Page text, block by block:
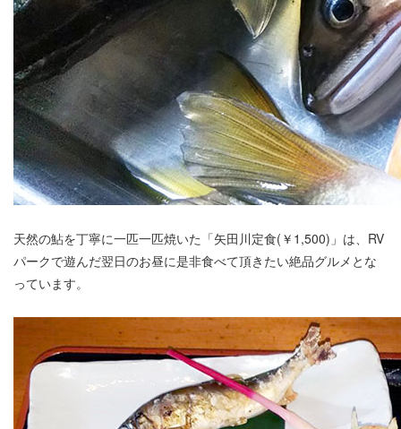
天然の鮎を丁寧に一匹一匹焼いた「矢田川定食(￥1,500)」は、RV
パークで遊んだ翌日のお昼に是非食べて頂きたい絶品グルメとな
っています。